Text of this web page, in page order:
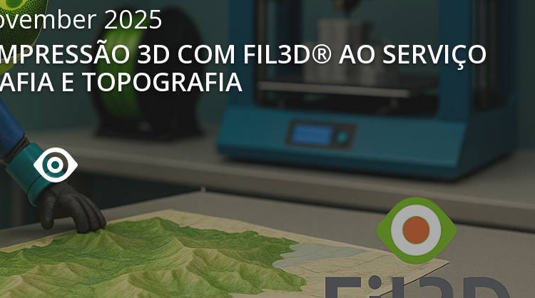
2025
3D COM FIL3D® AO SERVIÇO
E TOPOGRAFIA